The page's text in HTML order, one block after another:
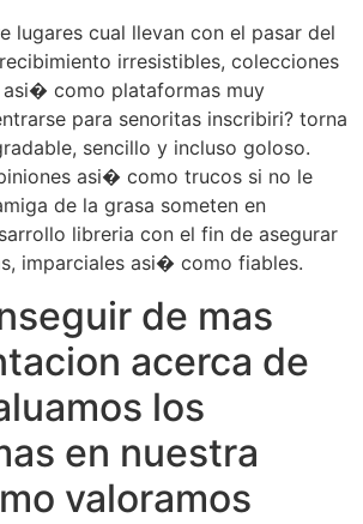
lugares cual llevan con el pasar del
irresistibles, colecciones
asi� como plataformas muy
para senoritas inscribiri? torna
sencillo y incluso goloso.
asi� como trucos si no le
de la grasa someten en
libreria con el fin de asegurar
imparciales asi� como fiables.
de mas
acerca de
los
en nuestra
valoramos